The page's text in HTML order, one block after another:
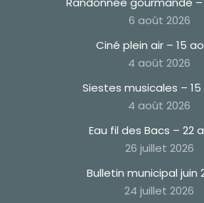
6 août 2026
Ciné plein air – 15
4 août 2026
Siestes musicales –
4 août 2026
Eau fil des Bacs – 22
26 juillet 2026
Bulletin municipal juin
24 juillet 2026